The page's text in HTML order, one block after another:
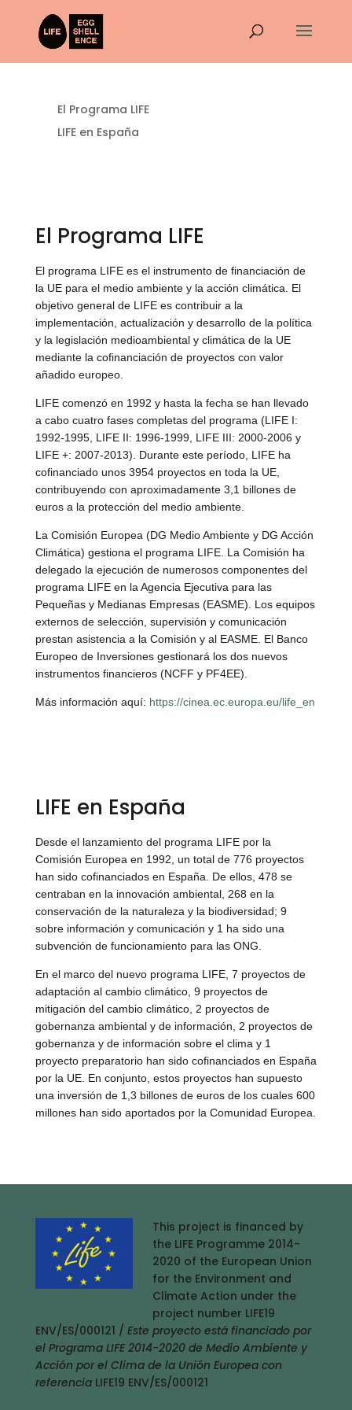
El Programa LIFE
LIFE en España
El Programa LIFE
El programa LIFE es el instrumento de financiación de
la UE para el medio ambiente y la acción climática. El
objetivo general de LIFE es contribuir a la
implementación, actualización y desarrollo de la política
y la legislación medioambiental y climática de la UE
mediante la cofinanciación de proyectos con valor
añadido europeo.
LIFE comenzó en 1992 y hasta la fecha se han llevado
a cabo cuatro fases completas del programa (LIFE I:
1992-1995, LIFE II: 1996-1999, LIFE III: 2000-2006 y
LIFE +: 2007-2013). Durante este período, LIFE ha
cofinanciado unos 3954 proyectos en toda la UE,
contribuyendo con aproximadamente 3,1 billones de
euros a la protección del medio ambiente.
La Comisión Europea (DG Medio Ambiente y DG Acción
Climática) gestiona el programa LIFE. La Comisión ha
delegado la ejecución de numerosos componentes del
programa LIFE en la Agencia Ejecutiva para las
Pequeñas y Medianas Empresas (EASME). Los equipos
externos de selección, supervisión y comunicación
prestan asistencia a la Comisión y al EASME. El Banco
Europeo de Inversiones gestionará los dos nuevos
instrumentos financieros (NCFF y PF4EE).
Más información aquí: https://cinea.ec.europa.eu/life_en
LIFE en España
Desde el lanzamiento del programa LIFE por la
Comisión Europea en 1992, un total de 776 proyectos
han sido cofinanciados en España. De ellos, 478 se
centraban en la innovación ambiental, 268 en la
conservación de la naturaleza y la biodiversidad; 9
sobre información y comunicación y 1 ha sido una
subvención de funcionamiento para las ONG.
En el marco del nuevo programa LIFE, 7 proyectos de
adaptación al cambio climático, 9 proyectos de
mitigación del cambio climático, 2 proyectos de
gobernanza ambiental y de información, 2 proyectos de
gobernanza y de información sobre el clima y 1
proyecto preparatorio han sido cofinanciados en España
por la UE. En conjunto, estos proyectos han supuesto
una inversión de 1,3 billones de euros de los cuales 600
millones han sido aportados por la Comunidad Europea.
This project is financed by
the LIFE Programme 2014-
2020 of the European Union
for the Environment and
Climate Action under the
project number LIFE19
ENV/ES/000121 / Este proyecto está financiado por
el Programa LIFE 2014-2020 de Medio Ambiente y
Acción por el Clima de la Unión Europea con
referencia LIFE19 ENV/ES/000121